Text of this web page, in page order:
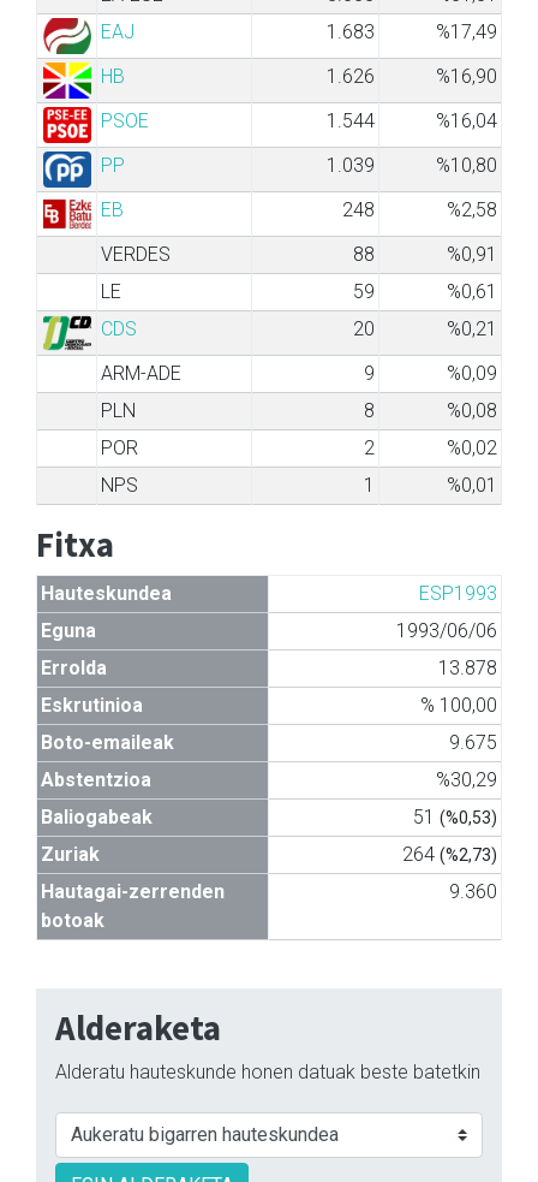
EAJ
1.683
%17,49
HB
1.626
%16,90
PSOE
1.544
%16,04
PP
1.039
%10,80
EB
248
%2,58
VERDES
88
%0,91
LE
59
%0,61
CDS
20
%0,21
ARM-ADE
9
%0,09
PLN
8
%0,08
POR
2
%0,02
NPS
1 %0,01
Fitxa
Hauteskundea
ESP1993
Eguna
1993/06/06
Errolda
13.878
Eskrutinioa
% 100,00
Boto-emaileak
9.675
Abstentzioa
%30,29
Baliogabeak
51 (%0,53)
Zuriak 264 (%2,73)
Hautagai-zerrenden
botoak
9.360
Alderaketa
Alderatu hauteskunde honen datuak beste batetkin